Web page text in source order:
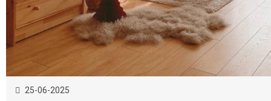
25-06-2025